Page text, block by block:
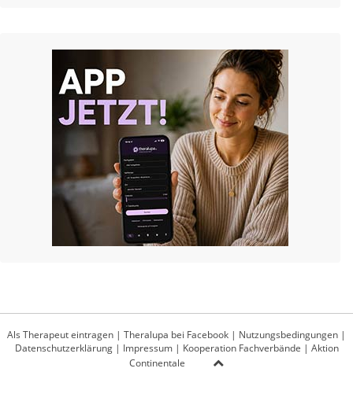
Als Therapeut eintragen | Theralupa bei Facebook | Nutzungsbedingungen |
Datenschutzerklärung| Impressum| Kooperation Fachverbände | Aktion
Continentale